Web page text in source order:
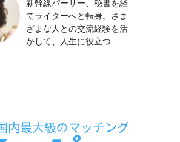
新幹線パーサー、秘書を経
てライターへと転身。さま
ざまな人との交流経験を活
かして、人生に役立つ...